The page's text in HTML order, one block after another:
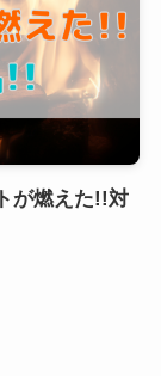
が燃えた!!対